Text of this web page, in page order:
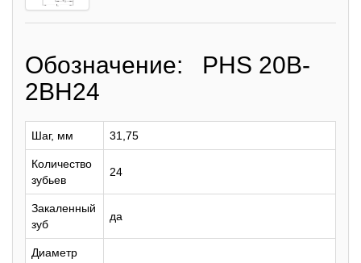
Обозначение: PHS 20B-
2BH24
Шаг, мм 31,75
Количество
зубьев
24
Закаленный
зуб
да
Диаметр